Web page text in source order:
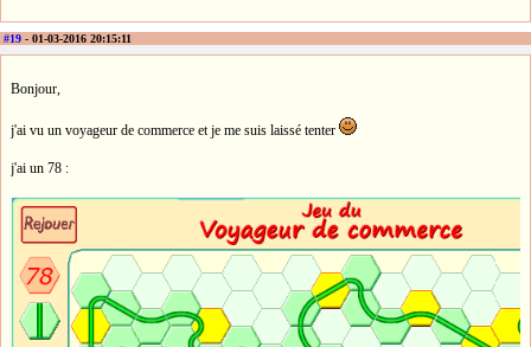
#19 - 01-03-2016 20:15:11
Bonjour,
j'ai vu un voyageur de commerce et je me suis laissé tenter
j'ai un 78 :